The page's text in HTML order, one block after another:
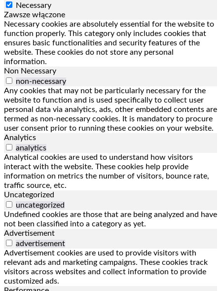
Necessary
Zawsze włączone
Necessary cookies are absolutely essential for the website to
function properly. This category only includes cookies that
ensures basic functionalities and security features of the
website. These cookies do not store any personal
information.
Non Necessary
non-necessary
Any cookies that may not be particularly necessary for the
website to function and is used specifically to collect user
personal data via analytics, ads, other embedded contents are
termed as non-necessary cookies. It is mandatory to procure
user consent prior to running these cookies on your website.
Analytics
analytics
Analytical cookies are used to understand how visitors
interact with the website. These cookies help provide
information on metrics the number of visitors, bounce rate,
traffic source, etc.
Uncategorized
uncategorized
Undefined cookies are those that are being analyzed and have
not been classified into a category as yet.
Advertisement
advertisement
Advertisement cookies are used to provide visitors with
relevant ads and marketing campaigns. These cookies track
visitors across websites and collect information to provide
customized ads.